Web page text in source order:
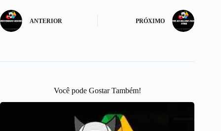
ANTERIOR PRÓXIMO
Você pode Gostar Também!